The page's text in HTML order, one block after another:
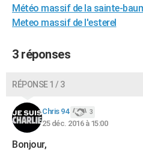
Destinations
City break
Voyage nature
Voyage de noces
Forum
Climat
+PHOTO
BONS PLANS
CARTE DE VOEUX
Carte de Noël
Carte Bonne année
Carte Saint-Valentin
Carte Pâques
Carte d'anniversaire
DICTIONNAIRE
Dictionnaire
Biographies
Citations
Expressions
Proverbes
Météo massif de la sainte-
Meteo massif de l'esterel
3 réponses
RÉPONSE 1 / 3
Chris 94 3
25 déc. 2016 à 15:00
Bonjour,